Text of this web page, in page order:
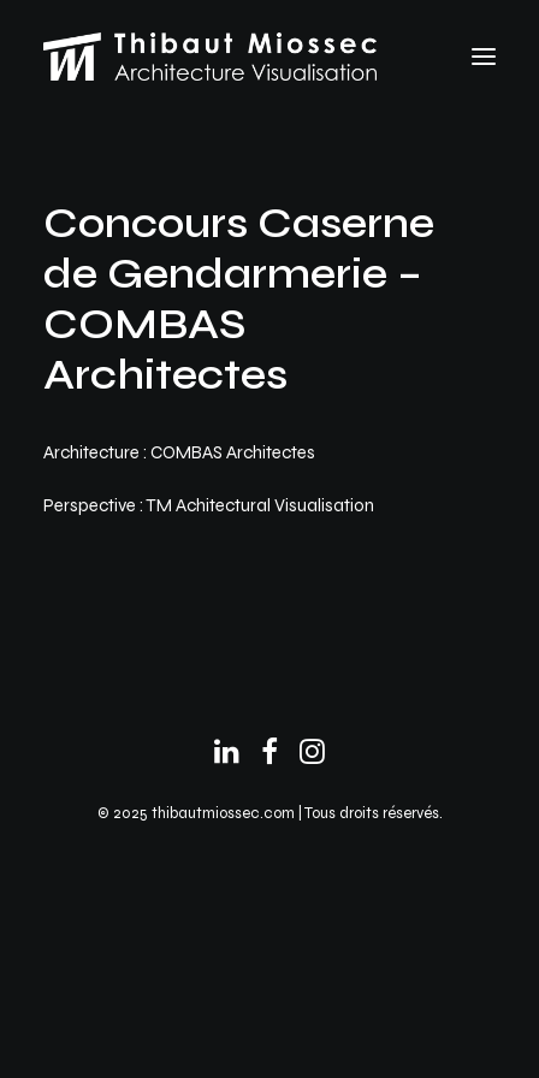
Selected works
Making of
ABOUT
CONTACT
06 74 21 83 50
Concours Caserne
de Gendarmerie –
COMBAS
Architectes
Architecture : COMBAS Architectes
Perspective : TM Achitectural Visualisation
© 2025 thibautmiossec.com | Tous droits réservés.